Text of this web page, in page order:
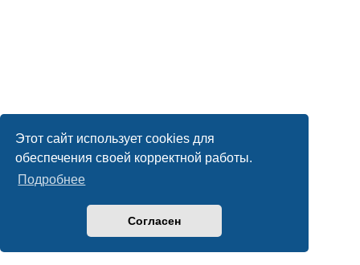
Этот сайт использует cookies для
обеспечения своей корректной работы.
Подробнее
Согласен